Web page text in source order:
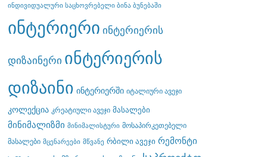
ინდივიდუალური საცხოვრებელი ბინა ბუნებაში
ინტერიერი ინტერიერის
დიზაინერი ინტერიერის
დიზაინი ინტერიერში იტალიური ავეჯი
კოლექცია კრეატიული ავეჯი მასალები
მინიმალიზმი მინიმალისტური მოსაპირკეთებელი
მასალები მცენარეები მწვანე რბილი ავეჯი რემონტი